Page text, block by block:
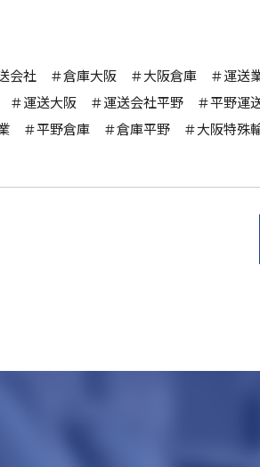
会社 ＃倉庫大阪 ＃大阪倉庫 ＃運送
運送大阪 ＃運送会社平野 ＃平野運
＃平野倉庫 ＃倉庫平野 ＃大阪特殊